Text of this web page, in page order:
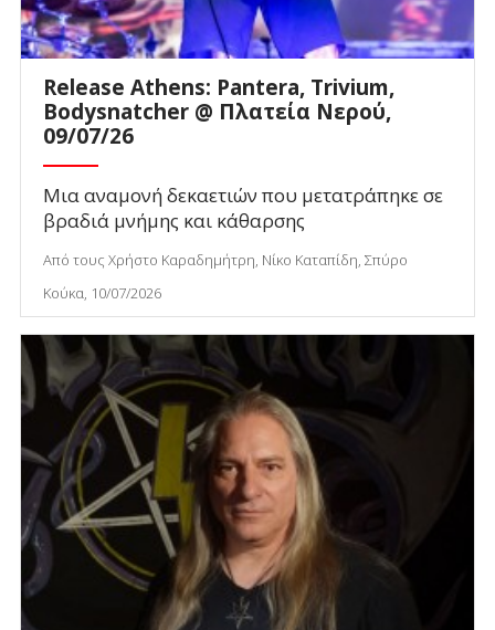
Release Athens: Pantera, Trivium,
Bodysnatcher @ Πλατεία Νερού,
09/07/26
Μια αναμονή δεκαετιών που μετατράπηκε σε
βραδιά μνήμης και κάθαρσης
Από τους Χρήστο Καραδημήτρη, Νίκο Καταπίδη, Σπύρο
Κούκα, 10/07/2026